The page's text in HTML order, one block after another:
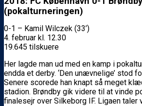
(pokalturneringen)
0-1 – Kamil Wilczek (33’)
4. februar kl. 12.30
19.645 tilskuere
Her lagde man ud med en kamp i
endda et derby. ‘Den unævnelige’ stod
Senere scorede han knapt så meget
stadion. Brøndby gik videre til at vinde
finalesejr over Silkeborg IF. Ligaen taler